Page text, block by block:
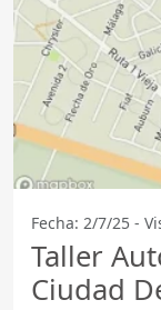
Fecha: 2/7/25 -
Taller
Ciudad